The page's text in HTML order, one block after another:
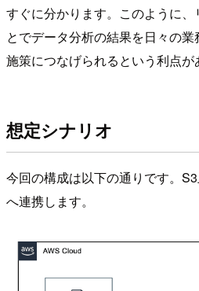
すぐに分かります。このように
とでデータ分析の結果を日々の
施策につなげられるという利点が
想定シナリオ
今回の構成は以下の通りです。
へ連携します。